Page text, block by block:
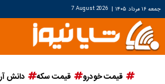
جمعه ۱۶ مرداد ۱۴۰۵ |
7 August 2026
قیمت خودرو قیمت سکه دانش